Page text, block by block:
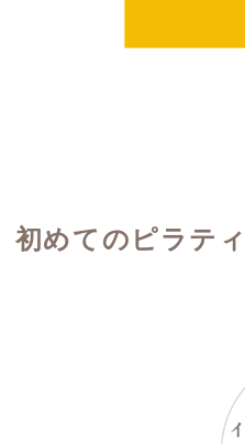
初めてのピラテ